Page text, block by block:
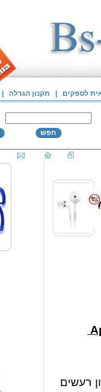
לספקים תקנון הגרלה
חפש
רעשים